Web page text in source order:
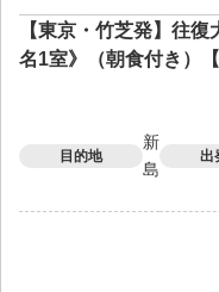
【東京・竹芝発】往
名1室》（朝食付き）【
目的地
新
島
出